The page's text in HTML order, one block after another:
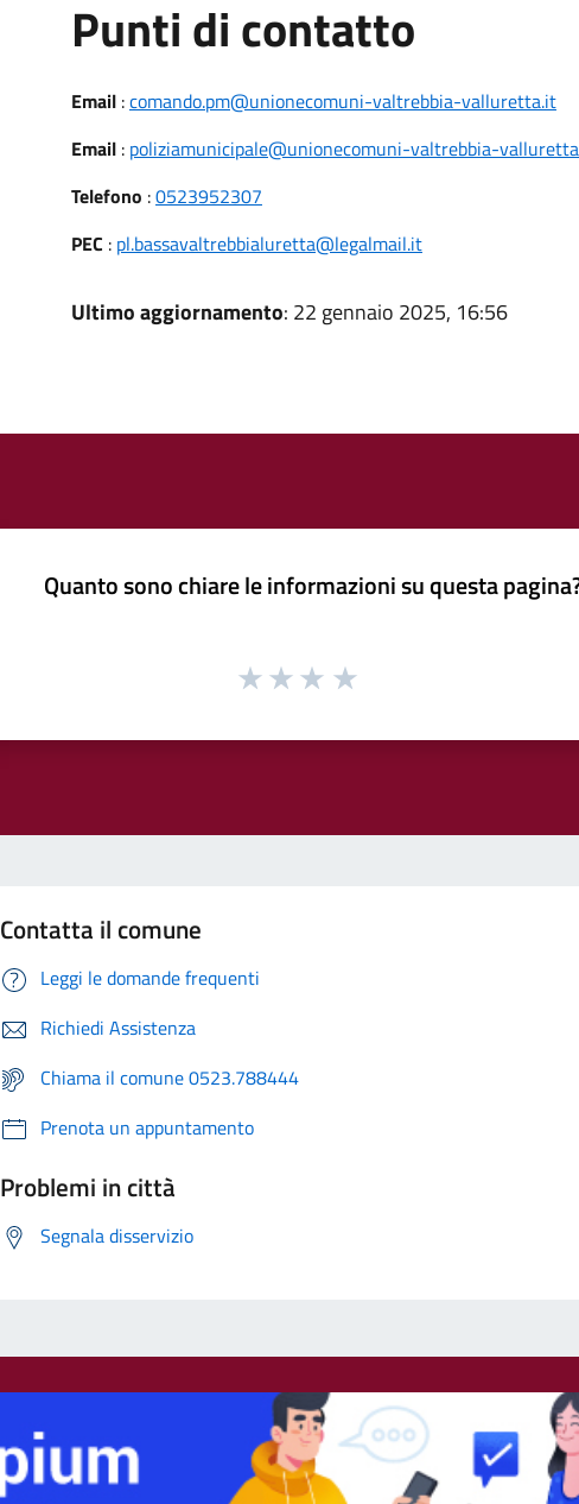
Punti di contatto
Email:comando.pm@unionecomuni-valtrebbia-valluretta.it
Email: poliziamunicipale@unionecomuni-valtrebbia-
Telefono :0523952307
PEC : pl.bassavaltrebbialuretta@legalmail.it
Ultimo aggiornamento: 22 gennaio 2025, 16:56
Quanto sono chiare le informazioni su questa
Contatta il comune
Leggi le domande frequenti
Richiedi Assistenza
Chiama il comune 0523.788444
Prenota un appuntamento
Problemi in città
Segnala disservizio